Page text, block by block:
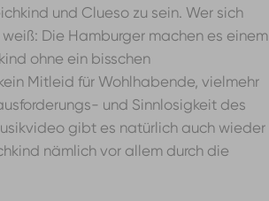
und Clueso zu sein. Wer sich
Die Hamburger machen es einem
ohne ein bisschen
Mitleid für Wohlhabende, vielmehr
und Sinnlosigkeit des
gibt es natürlich auch wieder
nämlich vor allem durch die